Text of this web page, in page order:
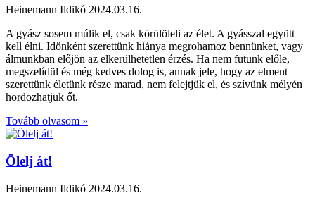
Heinemann Ildikó 2024.03.16.
A gyász sosem múlik el, csak körülöleli az élet. A gyásszal együtt
kell élni. Időnként szerettünk hiánya megrohamoz bennünket, vagy
álmunkban előjön az elkerülhetetlen érzés. Ha nem futunk előle,
megszelídül és még kedves dolog is, annak jele, hogy az elment
szerettünk életünk része marad, nem felejtjük el, és szívünk mélyén
hordozhatjuk őt.
Tovább olvasom »
Ölelj át!
Heinemann Ildikó 2024.03.16.